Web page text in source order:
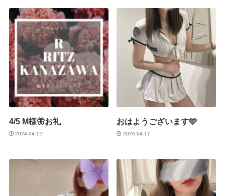
4/5 M様🦋お礼
2024.04.12
おはようございます🩵
2026.04.17